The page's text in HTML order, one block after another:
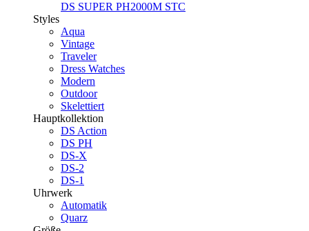
DS SUPER PH2000M STC
Styles
Aqua
Vintage
Traveler
Dress Watches
Modern
Outdoor
Skelettiert
Hauptkollektion
DS Action
DS PH
DS-X
DS-2
DS-1
Uhrwerk
Automatik
Quarz